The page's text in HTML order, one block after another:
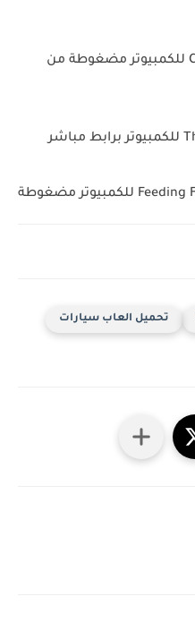
تحميل لعبة Coffin Dodgers للكمبيوتر مضغوطة من
تحميل العاب سيارات